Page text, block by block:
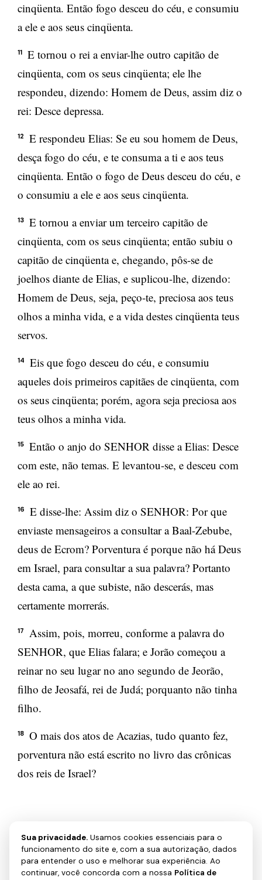
cinqüenta. Então fogo desceu do céu, e consumiu
a ele e aos seus cinqüenta.
11
E tornou o rei a enviar-lhe outro capitão de
cinqüenta, com os seus cinqüenta; ele lhe
respondeu, dizendo: Homem de Deus, assim diz o
rei: Desce depressa.
12
E respondeu Elias: Se eu sou homem de Deus,
desça fogo do céu, e te consuma a ti e aos teus
cinqüenta. Então o fogo de Deus desceu do céu, e
o consumiu a ele e aos seus cinqüenta.
13
E tornou a enviar um terceiro capitão de
cinqüenta, com os seus cinqüenta; então subiu o
capitão de cinqüenta e, chegando, pôs-se de
joelhos diante de Elias, e suplicou-lhe, dizendo:
Homem de Deus, seja, peço-te, preciosa aos teus
olhos a minha vida, e a vida destes cinqüenta teus
servos.
14
Eis que fogo desceu do céu, e consumiu
aqueles dois primeiros capitães de cinqüenta, com
os seus cinqüenta; porém, agora seja preciosa aos
teus olhos a minha vida.
15
Então o anjo do SENHOR disse a Elias: Desce
com este, não temas. E levantou-se, e desceu com
ele ao rei.
16
E disse-lhe: Assim diz o SENHOR: Por que
enviaste mensageiros a consultar a Baal-Zebube,
deus de Ecrom? Porventura é porque não há Deus
em Israel, para consultar a sua palavra? Portanto
desta cama, a que subiste, não descerás, mas
certamente morrerás.
17
Assim, pois, morreu, conforme a palavra do
SENHOR, que Elias falara; e Jorão começou a
reinar no seu lugar no ano segundo de Jeorão,
filho de Jeosafá, rei de Judá; porquanto não tinha
filho.
18
O mais dos atos de Acazias, tudo quanto fez,
porventura não está escrito no livro das crônicas
dos reis de Israel?
PRÓXIMO →
2 Reis 2
Sua privacidade. Usamos cookies essenciais para o
funcionamento do site e, com a sua autorização, dados
para entender o uso e melhorar sua experiência. Ao
continuar, você concorda com a nossa Política de